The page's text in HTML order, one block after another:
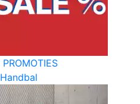
PROMOTIES
Handbal